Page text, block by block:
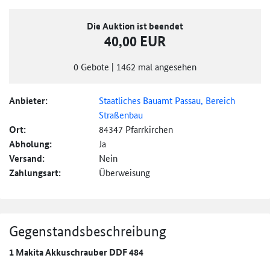
Die Auktion ist beendet
40,00 EUR
0 Gebote | 1462 mal angesehen
Anbieter:
Staatliches Bauamt Passau, Bereich
Straßenbau
Ort: 84347 Pfarrkirchen
Abholung: Ja
Versand: Nein
Zahlungsart: Überweisung
Gegenstandsbeschreibung
1 Makita Akkuschrauber DDF 484